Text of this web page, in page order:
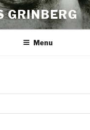
GRINBERG
Menu